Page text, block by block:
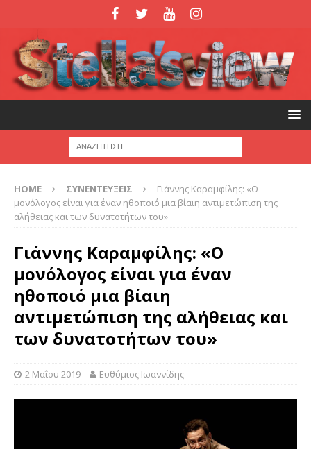
HOME ΣΥΝΕΝΤΕΥΞΕΙΣ
Γιάννης Καραμφίλης: «Ο
μονόλογος είναι για έναν ηθοποιό μια βίαιη αντιμετώπιση της
αλήθειας και των δυνατοτήτων του»
Γιάννης Καραμφίλης: «Ο
μονόλογος είναι για έναν
ηθοποιό μια βίαιη
αντιμετώπιση της αλήθειας και
των δυνατοτήτων του»
2 Μαΐου 2019 Ευθύμιος Ιωαννίδης